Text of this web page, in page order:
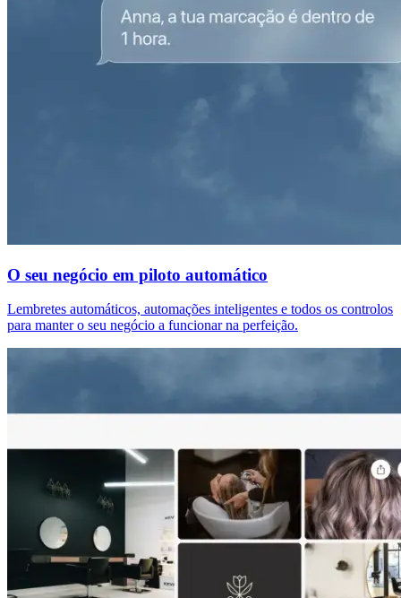
O seu negócio em piloto automático
Lembretes automáticos, automações inteligentes e todos os controlos
para manter o seu negócio a funcionar na perfeição.